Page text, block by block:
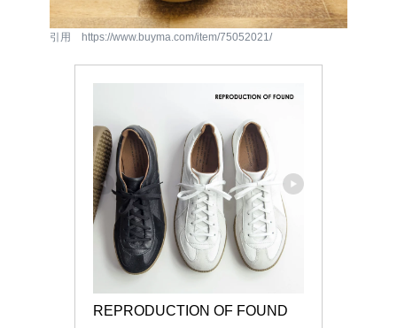
引用 https://www.buyma.com/item/75052021/
REPRODUCTION OF FOUND